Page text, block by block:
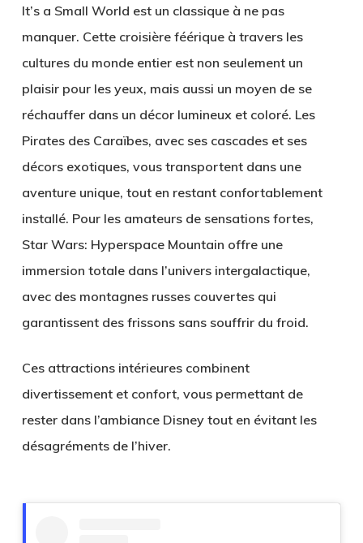
It’s a Small World est un classique à ne pas
manquer. Cette croisière féérique à travers les
cultures du monde entier est non seulement un
plaisir pour les yeux, mais aussi un moyen de se
réchauffer dans un décor lumineux et coloré. Les
Pirates des Caraïbes, avec ses cascades et ses
décors exotiques, vous transportent dans une
aventure unique, tout en restant confortablement
installé. Pour les amateurs de sensations fortes,
Star Wars: Hyperspace Mountain offre une
immersion totale dans l’univers intergalactique,
avec des montagnes russes couvertes qui
garantissent des frissons sans souffrir du froid.
Ces attractions intérieures combinent
divertissement et confort, vous permettant de
rester dans l’ambiance Disney tout en évitant les
désagréments de l’hiver.